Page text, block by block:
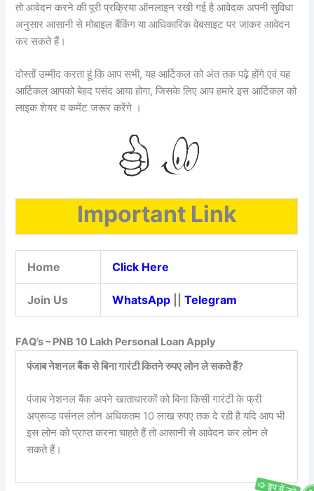
तो आवेदन करने की पूरी प्रक्रिया ऑनलाइन रखी गई है आवेदक अपनी सुविधा
अनुसार आसानी से मोबाइल बैंकिंग या आधिकारिक वेबसाइट पर जाकर आवेदन
कर सकते हैं।
दोस्तों उम्मीद करता हूं कि आप सभी, यह आर्टिकल को अंत तक पढ़े होंगे एवं यह
आर्टिकल आपको बेहद पसंद आया होगा, जिसके लिए आप हमारे इस आर्टिकल को
लाइक शेयर व कमेंट जरूर करेंगे ।
Important Link
Home Click Here
Join Us WhatsApp ||Telegram
FAQ’s – PNB 10 Lakh Personal Loan Apply
पंजाब नेशनल बैंक से बिना गारंटी कितने रुपए लोन ले सकते हैं?
पंजाब नेशनल बैंक अपने खाताधारकों को बिना किसी गारंटी के फ्री
अप्रूव्ड पर्सनल लोन अधिकतम 10 लाख रुपए तक दे रही है यदि आप भी
इस लोन को प्राप्त करना चाहते हैं तो आसानी से आवेदन कर लोन ले
सकते हैं।